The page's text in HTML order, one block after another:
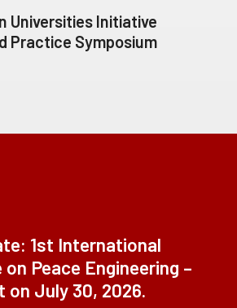
Universities Initiative
Practice Symposium
1st International
Peace Engineering –
on July 30, 2026.